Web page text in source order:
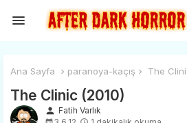
Ana Sayfa paranoya-kaçış The
The Clinic (2010)
person Fatih Varlık